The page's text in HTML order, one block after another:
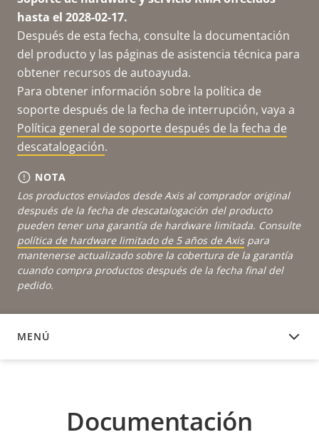
hasta el 2028-02-17.
Después de esta fecha, consulte la documentación
del producto y las páginas de asistencia técnica para
obtener recursos de autoayuda.
Para obtener información sobre la política de
soporte después de la fecha de interrupción, vaya a
Política general de soporte después de la fecha de
descatalogación.
NOTA
Los productos enviados desde Axis al comprador original
después de la fecha de descatalogación del producto
pueden tener una garantía de hardware limitada. Consulte
política de hardware limitado de 5 años de Axispara
mantenerse actualizado sobre la cobertura de la garantía
cuando compra productos después de la fecha final del
pedido.
MENÚ
DOCUMENTACIÓN
Documentación